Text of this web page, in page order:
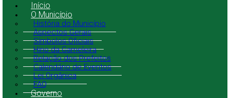
Início
O Município
História do Município
Aspectos Gerais
Símbolos Oficiais
Hino da Gameleira
Relação dos Prefeitos
Calendário de Eventos
Lei Orgânica
FAQ
Governo